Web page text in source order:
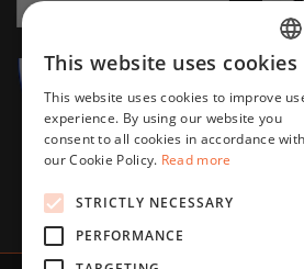
This website uses cookies
This website uses cookies to improve
experience. By using our website you
consent to all cookies in accordance with
our Cookie Policy. Read more
STRICTLY NECESSARY
PERFORMANCE